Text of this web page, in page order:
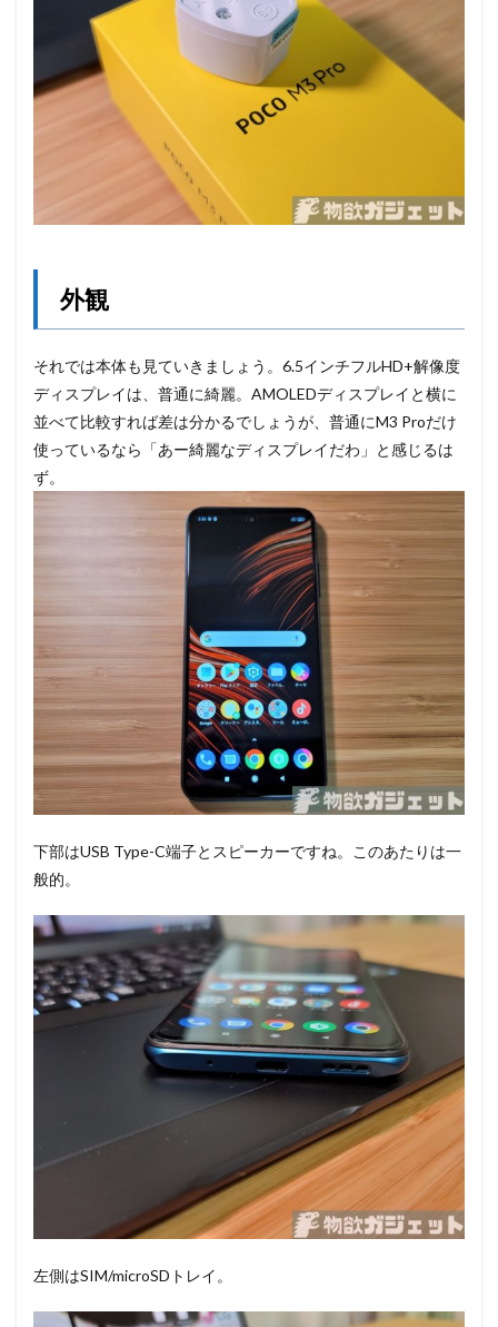
外観
それでは本体も見ていきましょう。6.5インチフルHD+解像度
ディスプレイは、普通に綺麗。AMOLEDディスプレイと横に
並べて比較すれば差は分かるでしょうが、普通にM3 Proだけ
使っているなら「あー綺麗なディスプレイだわ」と感じるは
ず。
下部はUSB Type-C端子とスピーカーですね。このあたりは一
般的。
左側はSIM/microSDトレイ。